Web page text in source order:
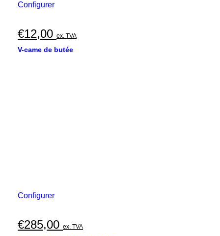
Configurer
€12,00 ex. TVA
V-came de butée
Configurer
€285,00 ex. TVA